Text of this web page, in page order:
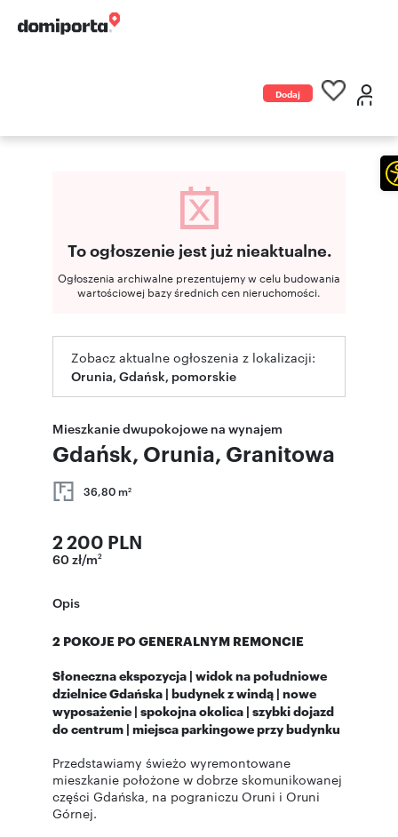
Dodaj
To ogłoszenie jest już nieaktualne.
Ogłoszenia archiwalne prezentujemy w celu budowania
wartościowej bazy średnich cen nieruchomości.
Zobacz aktualne ogłoszenia z lokalizacji:
Orunia, Gdańsk, pomorskie
Mieszkanie dwupokojowe na wynajem
Gdańsk, Orunia, Granitowa
36,80 m2
2 200 PLN
60 zł/m2
Opis
2 POKOJE PO GENERALNYM REMONCIE
Słoneczna ekspozycja | widok na południowe
dzielnice Gdańska | budynek z windą | nowe
wyposażenie | spokojna okolica | szybki dojazd
do centrum | miejsca parkingowe przy budynku
Przedstawiamy świeżo wyremontowane
mieszkanie położone w dobrze skomunikowanej
części Gdańska, na pograniczu Oruni i Oruni
Górnej.